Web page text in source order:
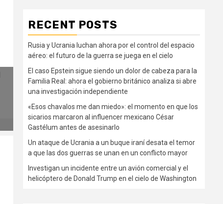
RECENT POSTS
Rusia y Ucrania luchan ahora por el control del espacio
aéreo: el futuro de la guerra se juega en el cielo
El caso Epstein sigue siendo un dolor de cabeza para la
Familia Real: ahora el gobierno británico analiza si abre
una investigación independiente
«Esos chavalos me dan miedo»: el momento en que los
sicarios marcaron al influencer mexicano César
Gastélum antes de asesinarlo
Un ataque de Ucrania a un buque iraní desata el temor
a que las dos guerras se unan en un conflicto mayor
Investigan un incidente entre un avión comercial y el
helicóptero de Donald Trump en el cielo de Washington